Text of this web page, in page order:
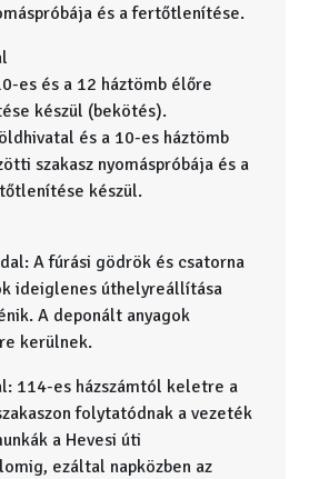
és a fertőtlenítése.
es és a 12 háztömb élőre
készül (bekötés).
és a 10-es háztömb
szakasz nyomáspróbája és a
készül.
A fúrási gödrök és csatorna
ideiglenes úthelyreállítása
A deponált anyagok
kerülnek.
114-es házszámtól keletre a
folytatódnak a vezeték
a Hevesi úti
ezáltal napközben az